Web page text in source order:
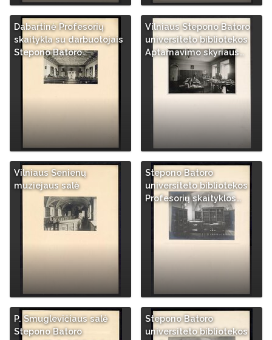
Dabartinė Profesorių
skaitykla su darbuotojais
Stepono Batoro…
Vilniaus Stepono Batoro
universiteto bibliotekos
Aptarnavimo skyriaus…
Vilniaus Senienų
muziejaus salė
Stepono Batoro
universiteto bibliotekos
Profesorių skaityklos…
P. Smuglevičiaus salė
Stepono Batoro
Stepono Batoro
universiteto bibliotekos